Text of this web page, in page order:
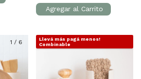
1 / 6
Llevá más pagá menos!
Combinable